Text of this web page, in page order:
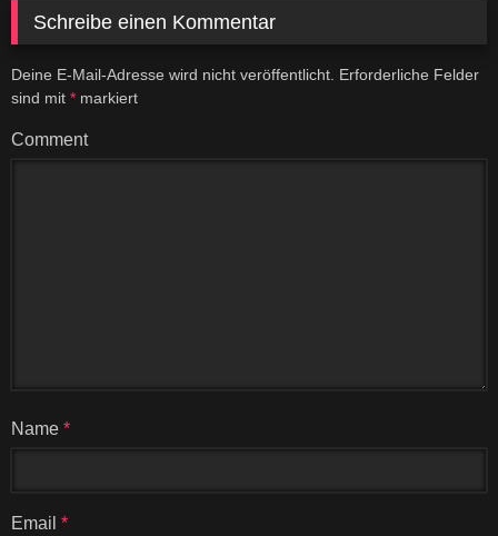
Schreibe einen Kommentar
Deine E-Mail-Adresse wird nicht veröffentlicht. Erforderliche Felder
sind mit * markiert
Comment
Name *
Email *